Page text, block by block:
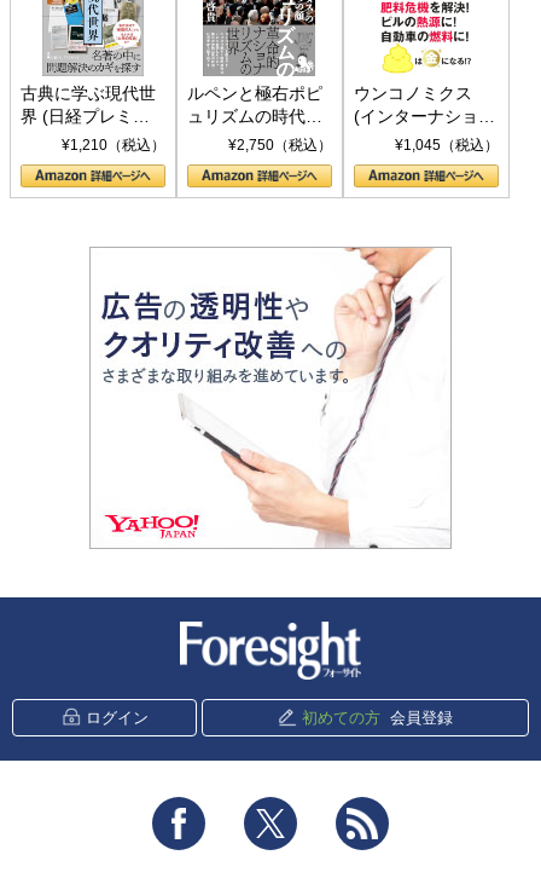
古典に学ぶ現代世
界 (日経プレミア
シリーズ)¥1,210（税込）
ルペンと極右ポピ
ュリズムの時代：
〈ヤヌス〉の二つ
の顔
¥2,750（税込）
ウンコノミクス
(インターナショナ
ル新書)¥1,045（税込）
ログイン 初めての方 会員登録
Facebook Twitter